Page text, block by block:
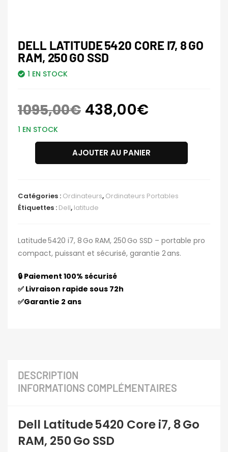
DELL LATITUDE 5420 CORE I7, 8 GO
RAM, 250 GO SSD
1 EN STOCK
1095,00€ 438,00€
1 EN STOCK
AJOUTER AU PANIER
Catégories : Ordinateurs, Ordinateurs Portables
Étiquettes : Dell, latitude
Latitude 5420 i7, 8 Go RAM, 250 Go SSD – portable pro
compact, puissant et sécurisé, garantie 2 ans.
🔒 Paiement 100% sécurisé
✅ Livraison rapide sous 72h
✅Garantie 2 ans
DESCRIPTION
INFORMATIONS COMPLÉMENTAIRES
Dell Latitude 5420 Core i7, 8 Go
RAM, 250 Go SSD